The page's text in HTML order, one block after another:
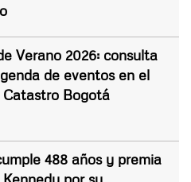
Verano 2026: consulta
de eventos en el
Catastro Bogotá
488 años y premia